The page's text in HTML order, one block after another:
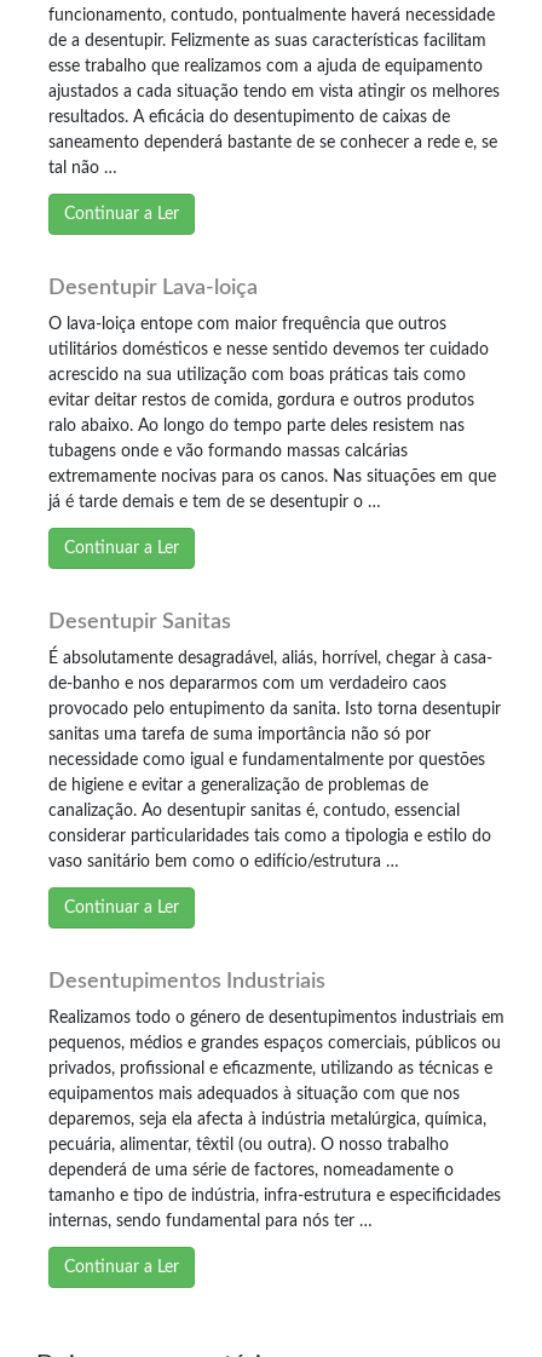
funcionamento, contudo, pontualmente haverá necessidade
de a desentupir. Felizmente as suas características facilitam
esse trabalho que realizamos com a ajuda de equipamento
ajustados a cada situação tendo em vista atingir os melhores
resultados. A eficácia do desentupimento de caixas de
saneamento dependerá bastante de se conhecer a rede e, se
tal não …
Continuar a Ler
Desentupir Lava-loiça
O lava-loiça entope com maior frequência que outros
utilitários domésticos e nesse sentido devemos ter cuidado
acrescido na sua utilização com boas práticas tais como
evitar deitar restos de comida, gordura e outros produtos
ralo abaixo. Ao longo do tempo parte deles resistem nas
tubagens onde e vão formando massas calcárias
extremamente nocivas para os canos. Nas situações em que
já é tarde demais e tem de se desentupir o …
Continuar a Ler
Desentupir Sanitas
É absolutamente desagradável, aliás, horrível, chegar à casa-
de-banho e nos depararmos com um verdadeiro caos
provocado pelo entupimento da sanita. Isto torna desentupir
sanitas uma tarefa de suma importância não só por
necessidade como igual e fundamentalmente por questões
de higiene e evitar a generalização de problemas de
canalização. Ao desentupir sanitas é, contudo, essencial
considerar particularidades tais como a tipologia e estilo do
vaso sanitário bem como o edifício/estrutura …
Continuar a Ler
Desentupimentos Industriais
Realizamos todo o género de desentupimentos industriais em
pequenos, médios e grandes espaços comerciais, públicos ou
privados, profissional e eficazmente, utilizando as técnicas e
equipamentos mais adequados à situação com que nos
deparemos, seja ela afecta à indústria metalúrgica, química,
pecuária, alimentar, têxtil (ou outra). O nosso trabalho
dependerá de uma série de factores, nomeadamente o
tamanho e tipo de indústria, infra-estrutura e especificidades
internas, sendo fundamental para nós ter …
Continuar a Ler